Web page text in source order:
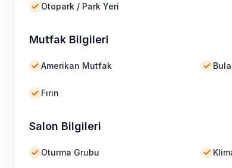
Otopark / Park Yeri
Mutfak Bilgileri
Amerikan Mutfak
Fırın
Salon Bilgileri
Oturma Grubu